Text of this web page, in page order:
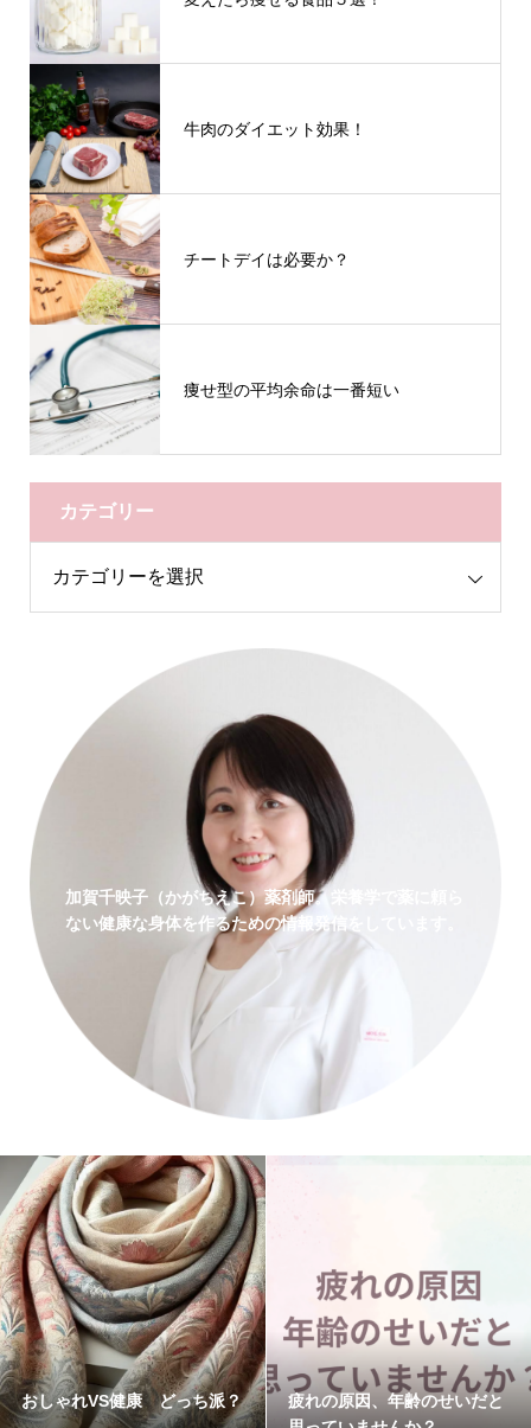
牛肉のダイエット効果！
チートデイは必要か？
痩せ型の平均余命は一番短い
カテゴリー
加賀千映子（かがちえこ）薬剤師。栄養学で薬に頼ら
ない健康な身体を作るための情報発信をしています。
おしゃれVS健康 どっち派？
疲れの原因、年齢のせいだと